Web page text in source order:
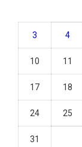
3 4
10 11
17 18
24 25
31